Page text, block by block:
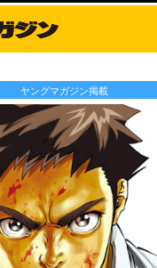
ヤングマガジン掲載